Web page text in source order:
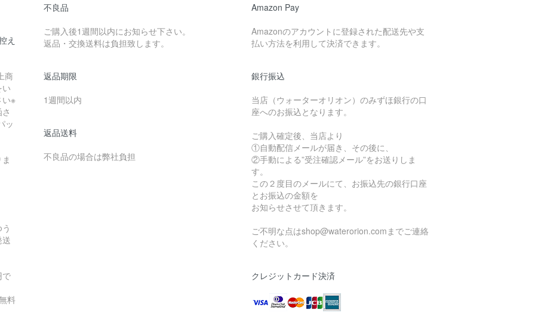
え
商
い※
ッ
で
料
不良品
ご購入後1週間以内にお知らせ下さい。
返品・交換送料は負担致します。
返品期限
1週間以内
返品送料
不良品の場合は弊社負担
Amazon Pay
Amazonのアカウントに登録された配送先や支
払い方法を利用して決済できます。
銀行振込
当店（ウォーターオリオン）のみずほ銀行の口
座へのお振込となります。
ご購入確定後、当店より
①自動配信メールが届き、その後に、
②手動による”受注確認メール”をお送りしま
す。
この２度目のメールにて、お振込先の銀行口座
とお振込の金額を
お知らせさせて頂きます。
ご不明な点はshop@waterorion.comまでご連絡
ください。
クレジットカード決済